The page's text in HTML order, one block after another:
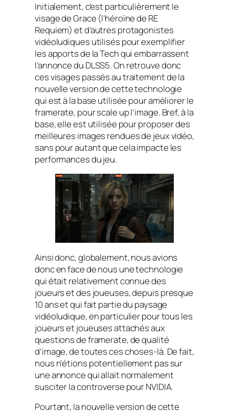
Initialement, c’est particulièrement le
visage de Grace (l’héroïne de RE
Requiem) et d’autres protagonistes
vidéoludiques utilisés pour exemplifier
les apports de la Tech qui embarrassent
l’annonce du DLSS5. On retrouve donc
ces visages passés au traitement de la
nouvelle version de cette technologie
qui est à la base utilisée pour améliorer le
framerate, pour scale up l’image. Bref, à la
base, elle est utilisée pour proposer des
meilleures images rendues de jeux vidéo,
sans pour autant que cela impacte les
performances du jeu.
Ainsi donc, globalement, nous avions
donc en face de nous une technologie
qui était relativement connue des
joueurs et des joueuses, depuis presque
10 ans et qui fait partie du paysage
vidéoludique, en particulier pour tous les
joueurs et joueuses attachés aux
questions de framerate, de qualité
d’image, de toutes ces choses-là. De fait,
nous n’étions potentiellement pas sur
une annonce qui allait normalement
susciter la controverse pour NVIDIA.
Pourtant, la nouvelle version de cette